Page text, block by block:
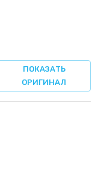
ПОКАЗАТЬ
ОРИГИНАЛ